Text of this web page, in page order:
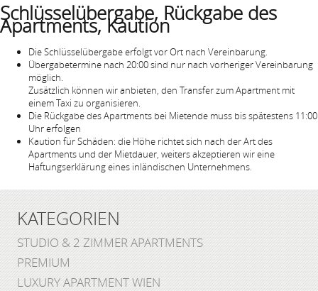
Schlüsselübergabe, Rückgabe des
Apartments, Kaution
Die Schlüsselübergabe erfolgt vor Ort nach Vereinbarung.
Übergabetermine nach 20:00 sind nur nach vorheriger Vereinbarung
möglich.
Zusätzlich können wir anbieten, den Transfer zum Apartment mit
einem Taxi zu organisieren.
Die Rückgabe des Apartments bei Mietende muss bis spätestens 11:00
Uhr erfolgen
Kaution für Schäden: die Höhe richtet sich nach der Art des
Apartments und der Mietdauer, weiters akzeptieren wir eine
Haftungserklärung eines inländischen Unternehmens.
KATEGORIEN
STUDIO & 2 ZIMMER APARTMENTS
PREMIUM
LUXURY APARTMENT WIEN